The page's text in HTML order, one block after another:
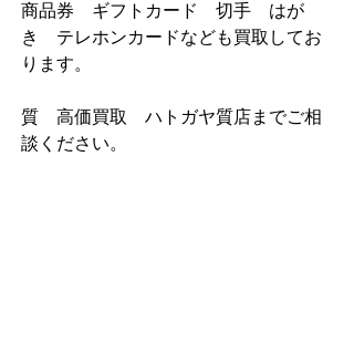
商品券　ギフトカード　切手　はが
き　テレホンカードなども買取してお
ります。
質　高価買取　ハトガヤ質店までご相
談ください。